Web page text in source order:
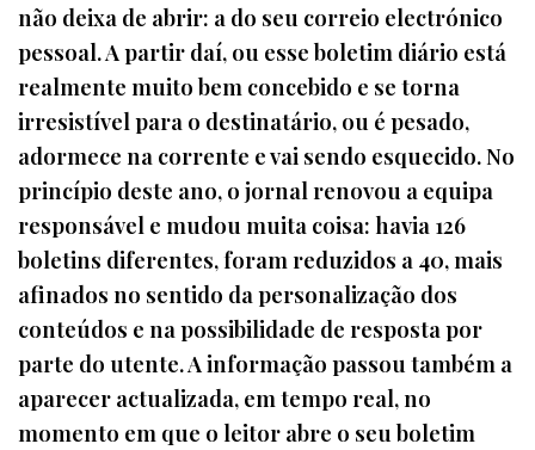
não deixa de abrir: a do seu correio electrónico
pessoal. A partir daí, ou esse boletim diário está
realmente muito bem concebido e se torna
irresistível para o destinatário, ou é pesado,
adormece na corrente e vai sendo esquecido. No
princípio deste ano, o jornal renovou a equipa
responsável e mudou muita coisa: havia 126
boletins diferentes, foram reduzidos a 40, mais
afinados no sentido da personalização dos
conteúdos e na possibilidade de resposta por
parte do utente. A informação passou também a
aparecer actualizada, em tempo real, no
momento em que o leitor abre o seu boletim